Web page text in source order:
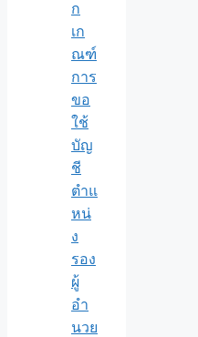
ก
เก
ณฑ์
การ
ขอ
ใช้
บัญ
ชี
ตำแ
หน่
ง
รอง
ผู้
อำ
นวย